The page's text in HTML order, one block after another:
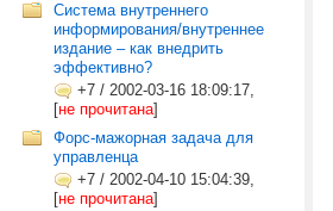
Система внутреннего
информирования/внутреннее
издание – как внедрить
эффективно?
+7 / 2002-03-16 18:09:17,
[не прочитана]
Форс-мажорная задача для
управленца
+7 / 2002-04-10 15:04:39,
[не прочитана]